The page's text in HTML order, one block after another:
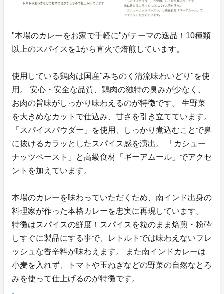
"本場のカレーをお家で手軽に"がテーマの逸品！10種類
以上のスパイスを1から直火で焙煎しています。
使用している鶏肉は国産"みちのく清流味わいどり"を使
用。 安心・安全な品質、鶏肉の独特の臭みが少なく、
お肉の旨味がしっかり味わえるのが特徴です。 生野菜
を大きめなカットで仕込み、甘さを引き立てています。
「スパイスパウダー」を使用、しっかり煮込むことで鼻
に抜けるカラッとしたスパイス感を演出。 「カシュー
ナッツペースト」と高級食材「ギーアムール」でアクセ
ントを加えています。
本場のカレーを味わっていただくため、南インド出身の
料理家が作った本格カレーを忠実に再現しています。
特徴はスパイスの鮮度！スパイスを粒のまま焙煎・粉砕
しすぐに製品にする事で、レトルトでは味わえないフレ
ッシュな香辛料が味わえます。 また南インドカレーは
小麦を入れず、トマトや玉ねぎなどの野菜の自然なとろ
みを使って仕上げるのが特徴です。